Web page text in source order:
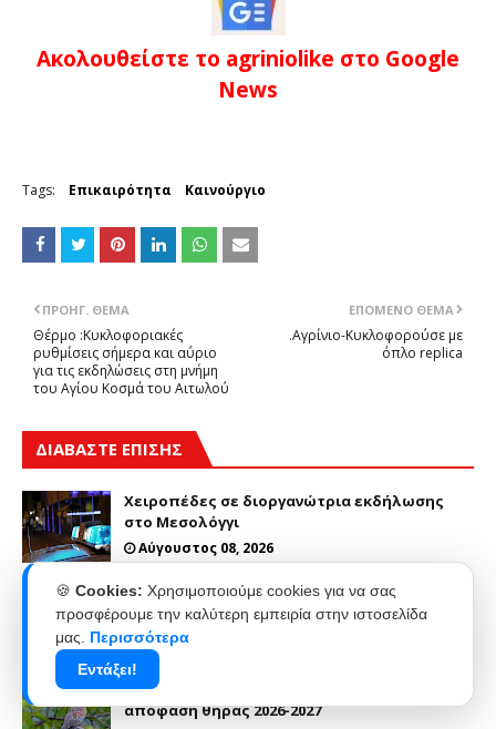
Ακολουθείστε το agriniolike στο Google
News
Tags: Επικαιρότητα Καινούργιο
ΕΠΌΜΕΝΟ ΘΈΜΑ
.Αγρίνιο-Κυκλοφορούσε με
όπλο replica
ΠΡΟΗΓ. ΘΈΜΑ
Θέρμο :Κυκλοφοριακές
ρυθμίσεις σήμερα και αύριο
για τις εκδηλώσεις στη μνήμη
του Αγίου Κοσμά του Αιτωλού
ΔΙΑΒΑΣΤΕ ΕΠΙΣΗΣ
Χειροπέδες σε διοργανώτρια εκδήλωσης
στο Μεσολόγγι
Αύγουστος 08, 2026
Έκλεψαν μοτοσυκλέτα στο Μεσολόγγι αλλά
τους έπιασαν στο Αιτωλικό
Αύγουστος 08, 2026
Η Ορνιθολογική για τη νέα Ρυθμιστική
απόφαση θήρας 2026-2027
🍪 Cookies: Χρησιμοποιούμε cookies για να σας
προσφέρουμε την καλύτερη εμπειρία στην ιστοσελίδα
μας. Περισσότερα
Εντάξει!